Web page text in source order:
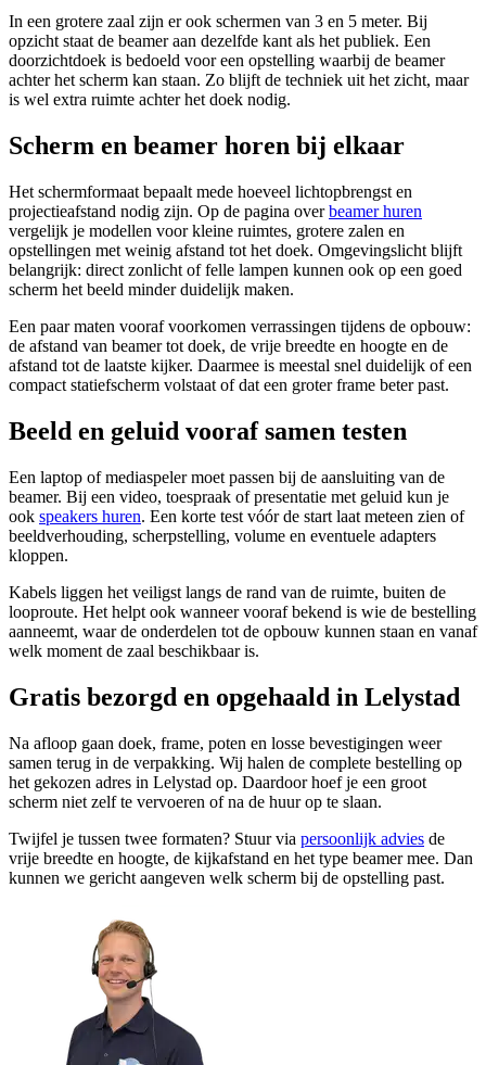
In een grotere zaal zijn er ook schermen van 3 en 5 meter. Bij
opzicht staat de beamer aan dezelfde kant als het publiek. Een
doorzichtdoek is bedoeld voor een opstelling waarbij de beamer
achter het scherm kan staan. Zo blijft de techniek uit het zicht, maar
is wel extra ruimte achter het doek nodig.
Scherm en beamer horen bij elkaar
Het schermformaat bepaalt mede hoeveel lichtopbrengst en
projectieafstand nodig zijn. Op de pagina overbeamer huren
vergelijk je modellen voor kleine ruimtes, grotere zalen en
opstellingen met weinig afstand tot het doek. Omgevingslicht blijft
belangrijk: direct zonlicht of felle lampen kunnen ook op een goed
scherm het beeld minder duidelijk maken.
Een paar maten vooraf voorkomen verrassingen tijdens de opbouw:
de afstand van beamer tot doek, de vrije breedte en hoogte en de
afstand tot de laatste kijker. Daarmee is meestal snel duidelijk of een
compact statiefscherm volstaat of dat een groter frame beter past.
Beeld en geluid vooraf samen testen
Een laptop of mediaspeler moet passen bij de aansluiting van de
beamer. Bij een video, toespraak of presentatie met geluid kun je
ook speakers huren. Een korte test vóór de start laat meteen zien of
beeldverhouding, scherpstelling, volume en eventuele adapters
kloppen.
Kabels liggen het veiligst langs de rand van de ruimte, buiten de
looproute. Het helpt ook wanneer vooraf bekend is wie de bestelling
aanneemt, waar de onderdelen tot de opbouw kunnen staan en vanaf
welk moment de zaal beschikbaar is.
Gratis bezorgd en opgehaald in Lelystad
Na afloop gaan doek, frame, poten en losse bevestigingen weer
samen terug in de verpakking. Wij halen de complete bestelling op
het gekozen adres in Lelystad op. Daardoor hoef je een groot
scherm niet zelf te vervoeren of na de huur op te slaan.
Twijfel je tussen twee formaten? Stuur via persoonlijk advies de
vrije breedte en hoogte, de kijkafstand en het type beamer mee. Dan
kunnen we gericht aangeven welk scherm bij de opstelling past.